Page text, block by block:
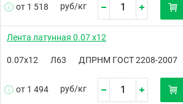
от 1 518 руб/кг
Лента латунная 0.07 х12
0.07х12 Л63 ДПРНМ ГОСТ 2208-2007
от 1 494 руб/кг